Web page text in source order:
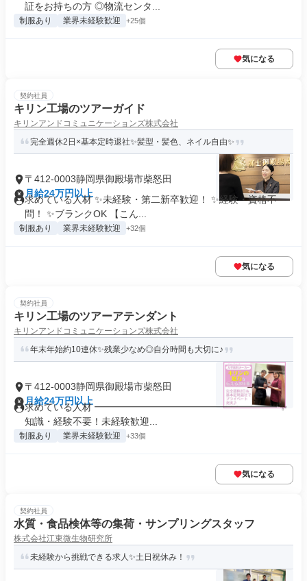
証をお持ちの方 ◎物流センタ...
制服あり 業界未経験歓迎 +25個
気になる
契約社員
キリン工場のツアーガイド
キリンアンドコミュニケーションズ株式会社
完全週休2日×基本定時退社✨髪型・髪色、ネイル自由✨
〒412-0003静岡県御殿場市柴怒田
月給24万円以上
求めている人材 ✨未経験・第二新卒歓迎！ ✨経験・資格不
問！ ✨ブランクOK 【こん...
制服あり 業界未経験歓迎 +32個
気になる
契約社員
キリン工場のツアーアテンダント
キリンアンドコミュニケーションズ株式会社
年末年始約10連休✨残業少なめ◎自分時間も大切に♪
〒412-0003静岡県御殿場市柴怒田
月給24万円以上
求めている人材 ━━━━━━━━━━━━━━━━━━━ ✨
知識・経験不要！未経験歓迎...
制服あり 業界未経験歓迎 +33個
気になる
契約社員
水質・食品検体等の集荷・サンプリングスタッフ
株式会社江東微生物研究所
未経験から挑戦できる求人✨土日祝休み！